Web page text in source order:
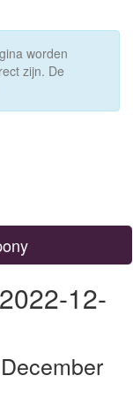
worden
zijn. De
12-